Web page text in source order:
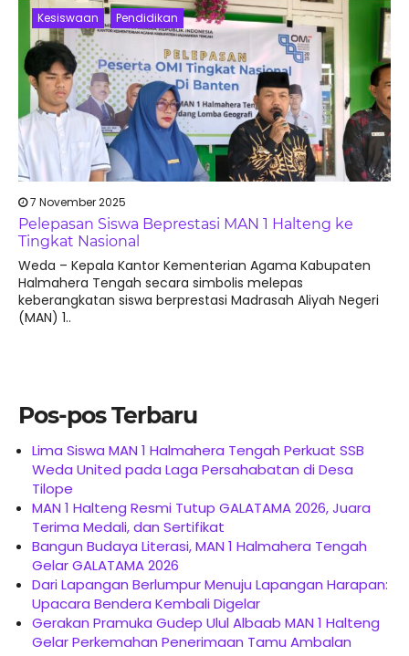
Kesiswaan Pendidikan
7 November 2025
Pelepasan Siswa Beprestasi MAN 1 Halteng ke
Tingkat Nasional
Weda – Kepala Kantor Kementerian Agama Kabupaten
Halmahera Tengah secara simbolis melepas
keberangkatan siswa berprestasi Madrasah Aliyah Negeri
(MAN) 1..
Pos-pos Terbaru
Lima Siswa MAN 1 Halmahera Tengah Perkuat SSB
Weda United pada Laga Persahabatan di Desa
Tilope
MAN 1 Halteng Resmi Tutup GALATAMA 2026, Juara
Terima Medali, dan Sertifikat
Bangun Budaya Literasi, MAN 1 Halmahera Tengah
Gelar GALATAMA 2026
Dari Lapangan Berlumpur Menuju Lapangan Harapan:
Upacara Bendera Kembali Digelar
Gerakan Pramuka Gudep Ulul Albaab MAN 1 Halteng
Gelar Perkemahan Penerimaan Tamu Ambalan